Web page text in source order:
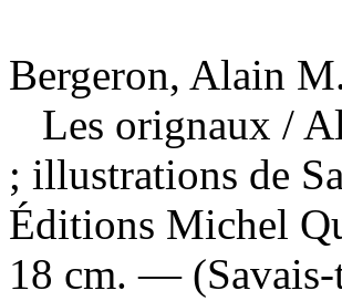
Bergeron, Alain
Les orignaux /
; illustrations de
Éditions Michel
18 cm. — (Savais-